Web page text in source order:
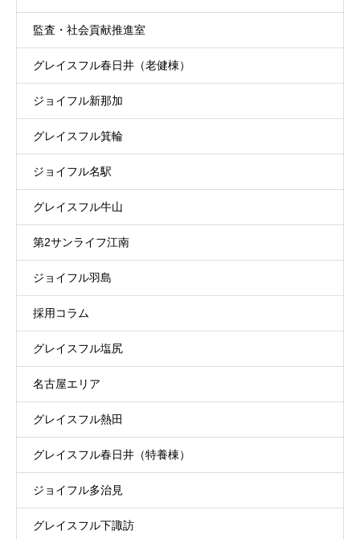
監査・社会貢献推進室
グレイスフル春日井（老健棟）
ジョイフル新那加
グレイスフル箕輪
ジョイフル名駅
グレイスフル牛山
第2サンライフ江南
ジョイフル羽島
採用コラム
グレイスフル塩尻
名古屋エリア
グレイスフル熱田
グレイスフル春日井（特養棟）
ジョイフル多治見
グレイスフル下諏訪